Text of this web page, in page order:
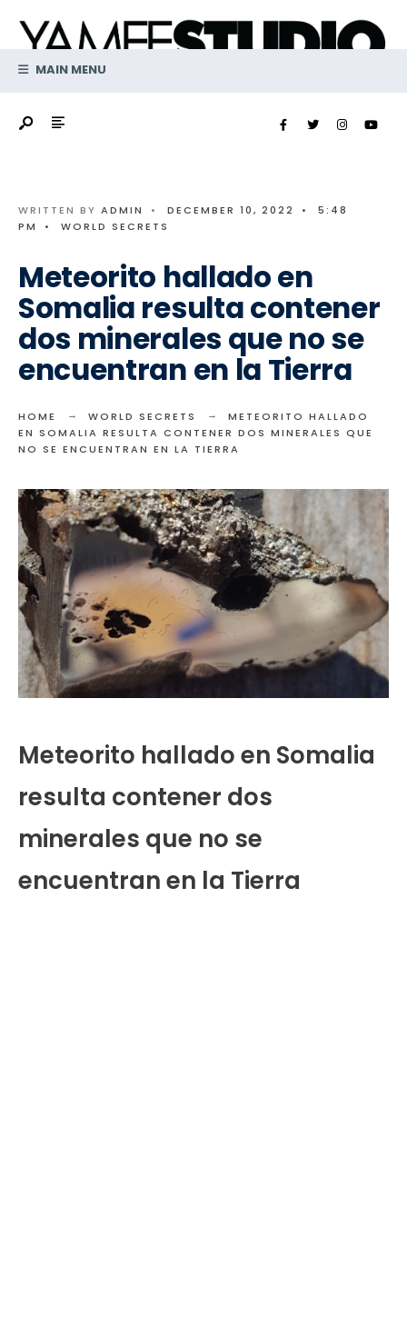
contentMAIN MENU
WRITTEN BY ADMIN • DECEMBER 10, 2022 •
5:48
PM
• WORLD SECRETS
Meteorito hallado en
Somalia resulta contener
dos minerales que no se
encuentran en la Tierra
HOME WORLD SECRETS
METEORITO HALLADO
EN SOMALIA RESULTA CONTENER DOS MINERALES QUE
NO SE ENCUENTRAN EN LA TIERRA
Meteorito hallado en Somalia
resulta contener dos
minerales que no se
encuentran en la Tierra
for: